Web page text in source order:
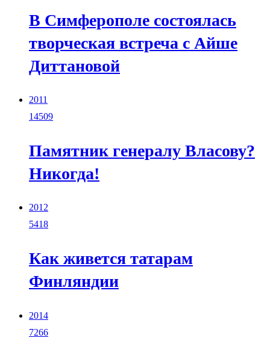
В Симферополе состоялась
творческая встреча с Айше
Диттановой
2011
14509
Памятник генералу Власову?
Никогда!
2012
5418
Как живется татарам
Финляндии
2014
7266